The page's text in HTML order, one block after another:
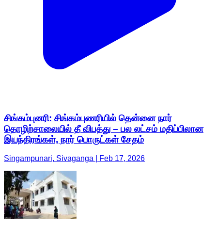
சிங்கம்புனரி: சிங்கம்புணரியில் தென்னை நார்
தொழிற்சாலையில் தீ விபத்து – பல லட்சம் மதிப்பிலான
இயந்திரங்கள், நார் பொருட்கள் சேதம்
Singampunari, Sivaganga | Feb 17, 2026